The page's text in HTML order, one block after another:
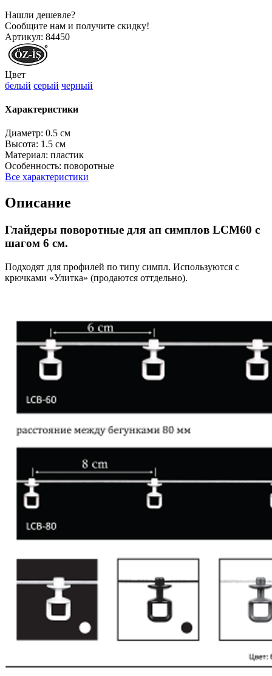
Нашли дешевле?
Сообщите нам и получите скидку!
Артикул: 84450
Цвет
белый серый черный
Характеристики
Диаметр: 0.5 см
Высота: 1.5 см
Материал: пластик
Особенность: поворотные
Все характеристики
Описание
Глайдеры поворотные для ап симплов LCM60 с
шагом 6 см.
Подходят для профилей по типу симпл. Используются с
крючками «Улитка» (продаются оттдельно).